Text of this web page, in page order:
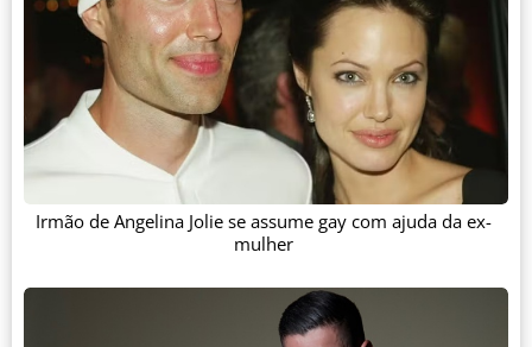
Irmão de Angelina Jolie se assume gay com ajuda da ex-
mulher